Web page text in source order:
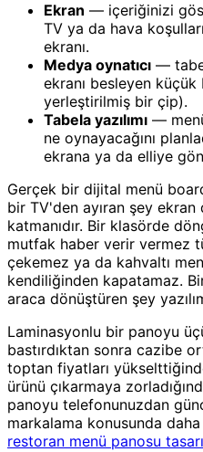
Ekran — içeriğinizi
TV ya da hava
ekranı.
Medya oynatıcı —
ekranı besleyen
yerleştirilmiş bir çip).
Tabela yazılımı —
ne oynayacağını
ekrana ya da elliye
Gerçek bir dijital menü
bir TV'den ayıran şey
katmanıdır. Bir klasörde
mutfak haber verir vermez
çekemez ya da kahvaltı
kendiliğinden kapatamaz.
araca dönüştüren şey
Laminasyonlu bir panoyu
bastırdıktan sonra cazibe
toptan fiyatları
ürünü çıkarmaya
panoyu telefonunuzdan
markalama konusunda daha
restoran menü panosu